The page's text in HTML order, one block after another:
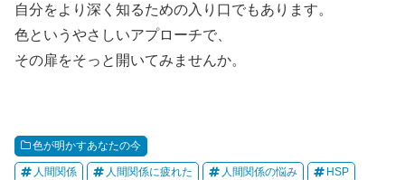
自分をより深く知るための入り口でもあります。
色というやさしいアプローチで、
その扉をそっと開いてみませんか。
色が明かすあなたの今
人間関係 人間関係に疲れた 人間関係の悩み HSP